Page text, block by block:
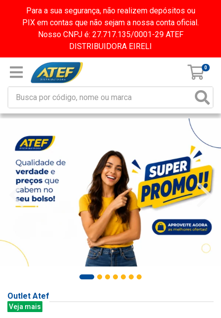
Para a sua segurança, não realizem depósitos ou
PIX em contas que não sejam a nossa conta oficial.
Nosso CNPJ é: 27.717.135/0001-29 ATEF
DISTRIBUIDORA EIRELI
0
Outlet Atef
Veja mais